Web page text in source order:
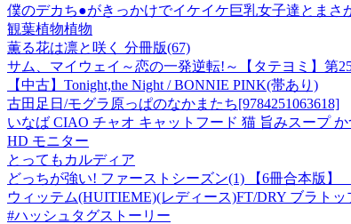
僕のデカち●がきっかけでイケイケ巨乳女子達とまさ
観葉植物植物
薫る花は凛と咲く 分冊版(67)
サム、マイウェイ～恋の一発逆転!～【タテヨミ】第
【中古】Tonight,the Night / BONNIE PINK(帯あり)
古田足日/モグラ原っぱのなかまたち[9784251063618]
いなば CIAO チャオ キャットフード 猫 旨みスープ
HD モニター
とってもカルディア
どっちが強い! ファーストシーズン(1) 【6冊合本版】
ウィッテム(HUITIEME)(レディース)FT/DRY ブラトッ
#ハッシュタグストーリー